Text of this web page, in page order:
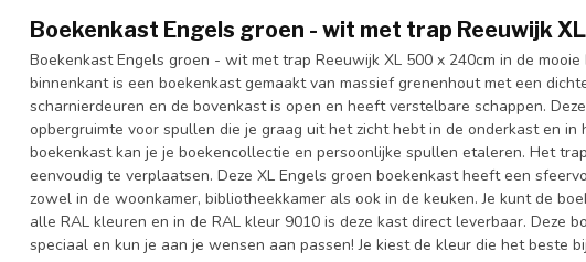
Boekenkast Engels groen - wit met trap Reeuwijk
Boekenkast Engels groen - wit met trap Reeuwijk XL 500 x 240cm in de
binnenkant is een boekenkast gemaakt van massief grenenhout met een
scharnierdeuren en de bovenkast is open en heeft verstelbare schappen.
opbergruimte voor spullen die je graag uit het zicht hebt in de onderkast en in
boekenkast kan je je boekencollectie en persoonlijke spullen etaleren. Het
eenvoudig te verplaatsen. Deze XL Engels groen boekenkast heeft een
zowel in de woonkamer, bibliotheekkamer als ook in de keuken. Je kunt de
alle RAL kleuren en in de RAL kleur 9010 is deze kast direct leverbaar. Deze
speciaal en kun je aan je wensen aan passen! Je kiest de kleur die het beste